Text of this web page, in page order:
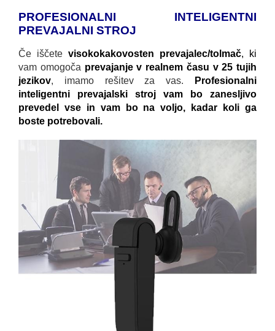
PROFESIONALNI INTELIGENTNI
PREVAJALNI STROJ
Če iščete visokokakovosten prevajalec/tolmač, ki
vam omogoča prevajanje v realnem času v 25 tujih
jezikov, imamo rešitev za vas.
Profesionalni
inteligentni prevajalski stroj vam bo zanesljivo
prevedel vse in vam bo na voljo, kadar koli ga
boste potrebovali.